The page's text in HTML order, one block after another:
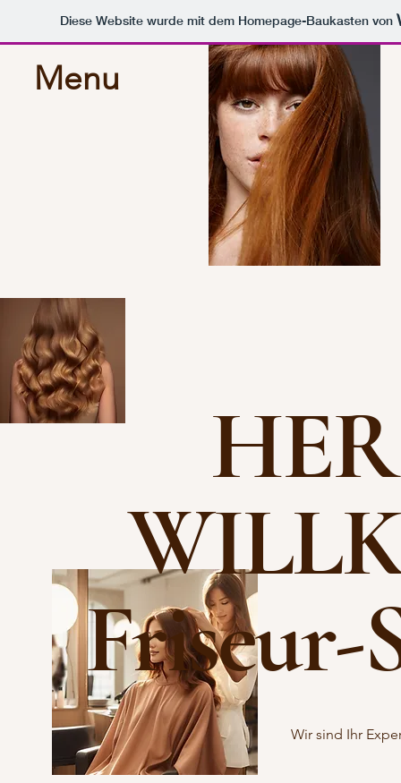
Diese Website wurde mit dem Homepage-Baukasten von
Menu
Friseur-
Wir sind Ihr